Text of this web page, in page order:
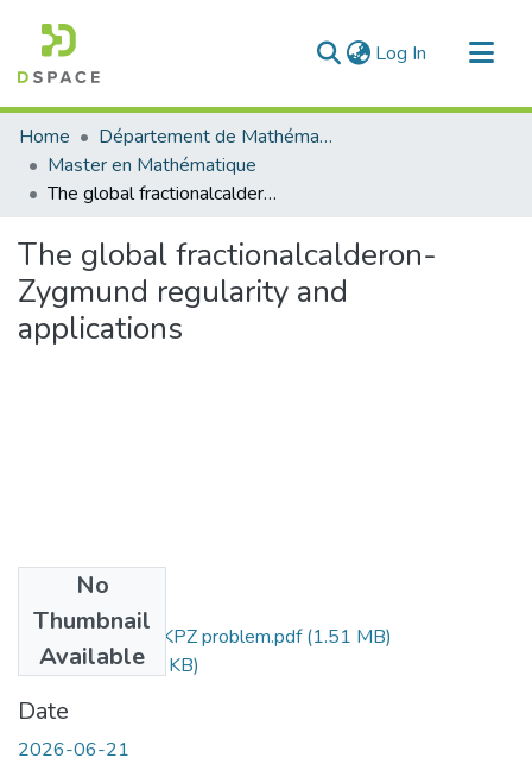
Log In (current)
Communities & Collections
All of DSpace
Statistics
Home
Département de Mathématique
Master en Mathématique
The global fractionalcalderon-Zygmund regularity and applications
The global fractionalcalderon-
Zygmund regularity and
applications
No
Thumbnail
Available
CZ regularity and KPZ problem.pdf(1.51 MB)
Résumé.pdf(174 KB)
Date
2026-06-21